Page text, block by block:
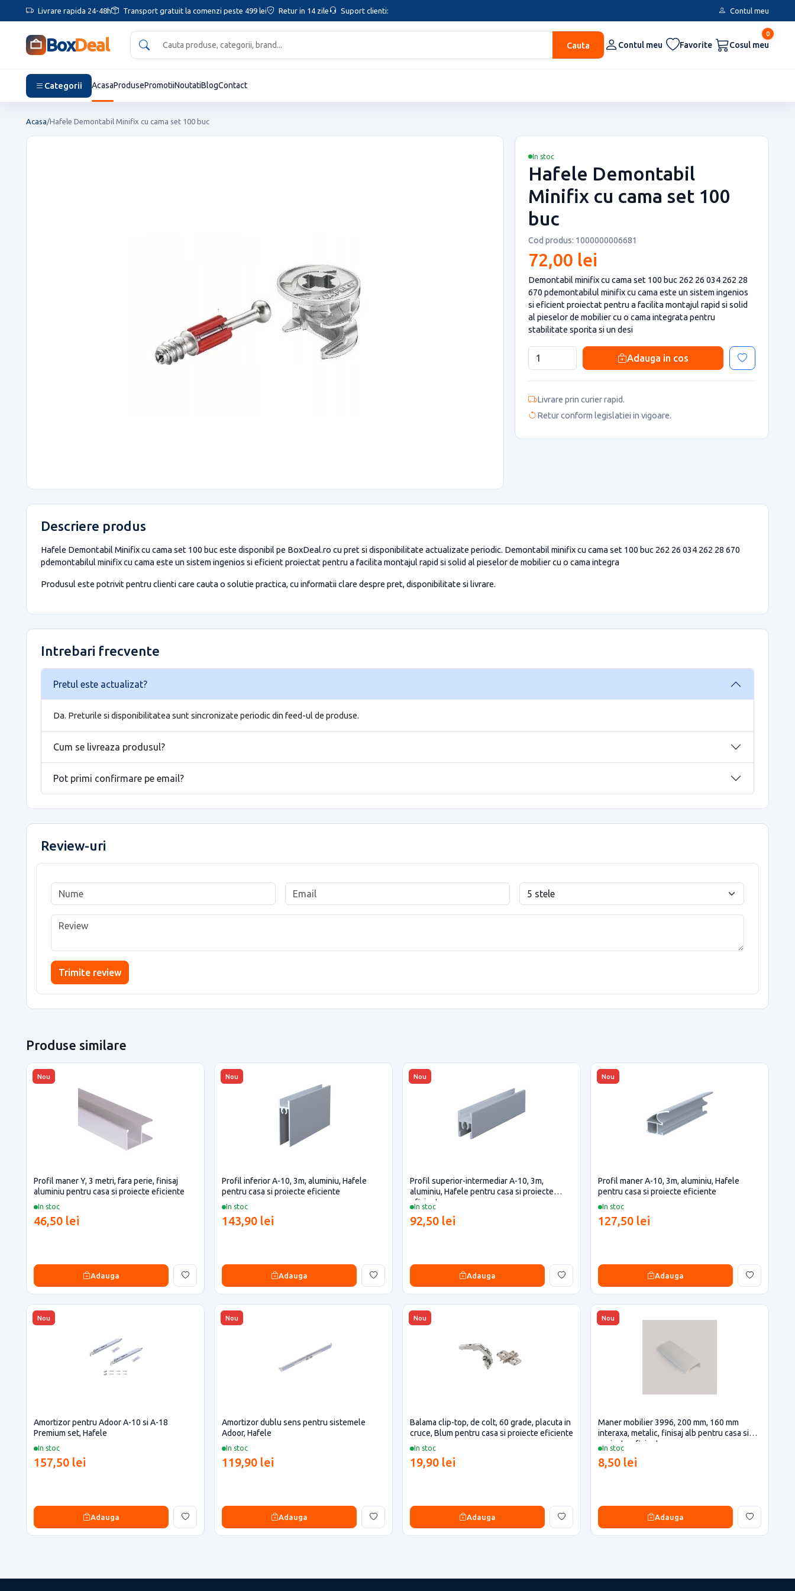
Livrare rapida 24-48h Transport gratuit la comenzi peste 499 lei Retur in 14 zile Suport clienti: Contul meu
BoxDeal Cauta Contul meu Favorite
0
Cosul meu
Categorii AcasaProdusePromotiiNoutatiBlogContact
Acasa/Hafele Demontabil Minifix cu cama set 100 buc
In stoc
Hafele Demontabil
Minifix cu cama set 100
buc
Cod produs: 1000000006681
72,00 lei
Demontabil minifix cu cama set 100 buc 262 26 034 262 28
670 pdemontabilul minifix cu cama este un sistem ingenios
si eficient proiectat pentru a facilita montajul rapid si solid
al pieselor de mobilier cu o cama integrata pentru
stabilitate sporita si un desi
Adauga in cos
Livrare prin curier rapid.
Retur conform legislatiei in vigoare.
Descriere produs
Hafele Demontabil Minifix cu cama set 100 buc este disponibil pe BoxDeal.ro cu pret si disponibilitate actualizate periodic. Demontabil minifix cu cama set 100 buc 262 26 034 262 28 670
pdemontabilul minifix cu cama este un sistem ingenios si eficient proiectat pentru a facilita montajul rapid si solid al pieselor de mobilier cu o cama integra
Produsul este potrivit pentru clienti care cauta o solutie practica, cu informatii clare despre pret, disponibilitate si livrare.
Intrebari frecvente
Pretul este actualizat?
Da. Preturile si disponibilitatea sunt sincronizate periodic din feed-ul de produse.
Cum se livreaza produsul?
Pot primi confirmare pe email?
Review-uri
Trimite review
Produse similare
Nou
In stoc
Profil maner Y, 3 metri, fara perie, finisaj
aluminiu pentru casa si proiecte eficiente
46,50 lei
Adauga
Nou
In stoc
Profil inferior A-10, 3m, aluminiu, Hafele
pentru casa si proiecte eficiente
143,90 lei
Adauga
Nou
In stoc
Profil superior-intermediar A-10, 3m,
aluminiu, Hafele pentru casa si proiecte
eficiente
92,50 lei
Adauga
Nou
In stoc
Profil maner A-10, 3m, aluminiu, Hafele
pentru casa si proiecte eficiente
127,50 lei
Adauga
Nou
In stoc
Amortizor pentru Adoor A-10 si A-18
Premium set, Hafele
157,50 lei
Adauga
Nou
In stoc
Amortizor dublu sens pentru sistemele
Adoor, Hafele
119,90 lei
Adauga
Nou
In stoc
Balama clip-top, de colt, 60 grade, placuta in
cruce, Blum pentru casa si proiecte eficiente
19,90 lei
Adauga
Nou
In stoc
Maner mobilier 3996, 200 mm, 160 mm
interaxa, metalic, finisaj alb pentru casa si
proiecte eficiente
8,50 lei
Adauga